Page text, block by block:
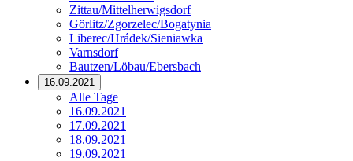
Zittau/Mittelherwigsdorf
Görlitz/Zgorzelec/Bogatynia
Liberec/Hrádek/Sieniawka
Varnsdorf
Bautzen/Löbau/Ebersbach
16.09.2021
Alle Tage
16.09.2021
17.09.2021
18.09.2021
19.09.2021